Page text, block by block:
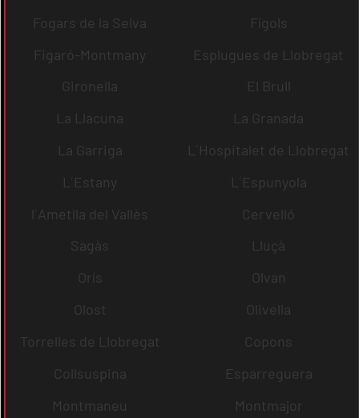
Fogars de la Selva
Fígols
Figaró-Montmany
Esplugues de Llobregat
Gironella
El Brull
La Llacuna
La Granada
La Garriga
L´Hospitalet de Llobregat
L´Estany
L´Espunyola
l´Ametlla del Vallès
Cervelló
Sagàs
Lluçà
Orís
Olvan
Olost
Olivella
Torrelles de Llobregat
Copons
Collsuspina
Esparreguera
Montmaneu
Montmajor